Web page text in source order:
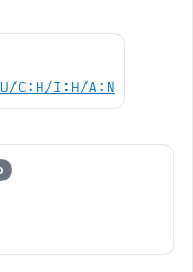
C:H/I:H/A:N